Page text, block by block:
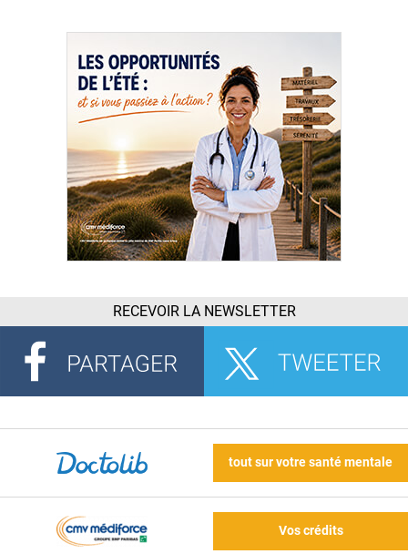
RECEVOIR LA NEWSLETTER
tout sur votre santé mentale
Vos crédits